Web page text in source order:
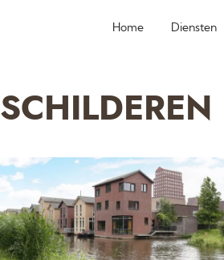
Home Diensten
SCHILDEREN